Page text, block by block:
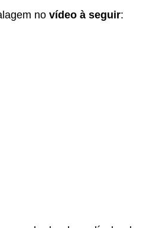
no vídeo à seguir: